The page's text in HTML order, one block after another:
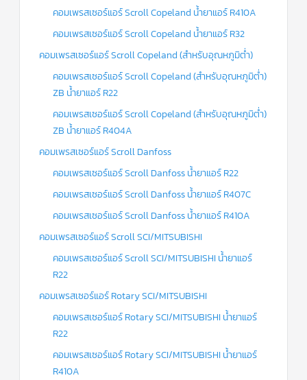
คอมเพรสเซอร์แอร์ Scroll Copeland น้ำยาแอร์ R410A
คอมเพรสเซอร์แอร์ Scroll Copeland น้ำยาแอร์ R32
คอมเพรสเซอร์แอร์ Scroll Copeland (สำหรับอุณหภูมิต่ำ)
คอมเพรสเซอร์แอร์ Scroll Copeland (สำหรับอุณหภูมิต่ำ)
ZB น้ำยาแอร์ R22
คอมเพรสเซอร์แอร์ Scroll Copeland (สำหรับอุณหภูมิต่ำ)
ZB น้ำยาแอร์ R404A
คอมเพรสเซอร์แอร์ Scroll Danfoss
คอมเพรสเซอร์แอร์ Scroll Danfoss น้ำยาแอร์ R22
คอมเพรสเซอร์แอร์ Scroll Danfoss น้ำยาแอร์ R407C
คอมเพรสเซอร์แอร์ Scroll Danfoss น้ำยาแอร์ R410A
คอมเพรสเซอร์แอร์ Scroll SCI/MITSUBISHI
คอมเพรสเซอร์แอร์ Scroll SCI/MITSUBISHI น้ำยาแอร์
R22
คอมเพรสเซอร์แอร์ Rotary SCI/MITSUBISHI
คอมเพรสเซอร์แอร์ Rotary SCI/MITSUBISHI น้ำยาแอร์
R22
คอมเพรสเซอร์แอร์ Rotary SCI/MITSUBISHI น้ำยาแอร์
R410A